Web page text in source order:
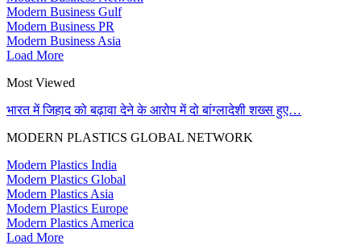
Modern Business Gulf
Modern Business PR
Modern Business Asia
Load More
Most Viewed
भारत में जिहाद को बढ़ावा देने के आरोप में दो बांग्लादेशी शख्स हुए…
MODERN PLASTICS GLOBAL NETWORK
Modern Plastics India
Modern Plastics Global
Modern Plastics Asia
Modern Plastics Europe
Modern Plastics America
Load More